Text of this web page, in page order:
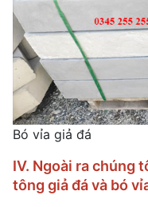
Bó vỉa giả đá
IV. Ngoài ra chúng
tông giả đá và bó